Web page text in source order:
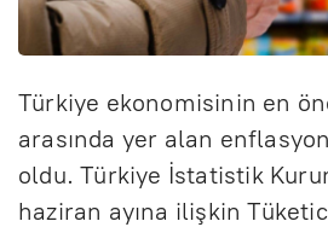
Türkiye ekonomisinin en
arasında yer alan
oldu. Türkiye İstatistik
haziran ayına ilişkin